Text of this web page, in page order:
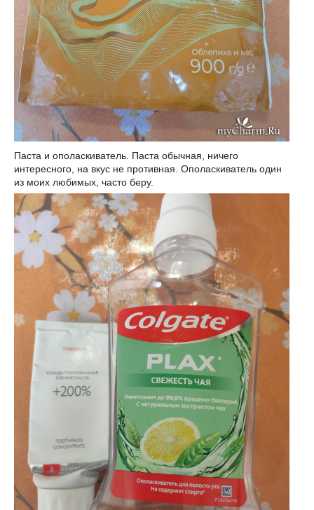
Паста и ополаскиватель. Паста обычная, ничего
интересного, на вкус не противная. Ополаскиватель один
из моих любимых, часто беру.